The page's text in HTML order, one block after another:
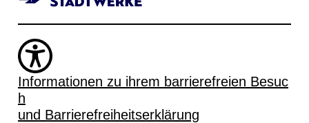
Informationen zu ihrem barrierefreien Besuc
h
und Barrierefreiheitserklärung